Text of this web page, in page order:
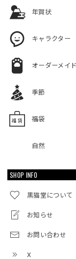
年賀状
キャラクター
オーダーメイド
季節
福袋
自然
SHOP INFO
黒猫堂について
お知らせ
お問い合わせ
X